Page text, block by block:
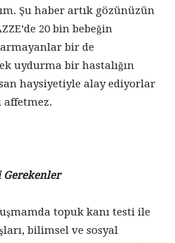
Şu haber artık gözünüzün
20 bin bebeğin
bir de
uydurma bir hastalığın
haysiyetiyle alay ediyorlar
affetmez.
Gerekenler
topuk kanı testi ile
bilimsel ve sosyal